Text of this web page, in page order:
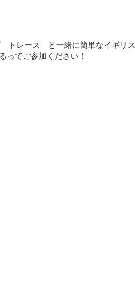
トレース と一緒に簡単なイギリス
ってご参加ください！